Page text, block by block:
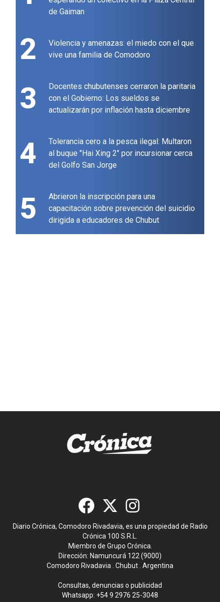
de Gaiman
2
Violencia y amenazas: el miedo con el que
vive una familia de Comodoro
3
Docentes chubutenses cerraron la paritaria
con el Gobierno: Los sueldos se
actualizarán por inflación hasta diciembre
4
Tolerancia cero a la pesca ilegal: Multaron
al buque "Hai Xing 2" por incursionar cerca
del Golfo San Jorge
5
Abrieron la inscripción para una
capacitación sobre prevención del suicidio
dirigida a educadores de Chubut
Diario Crónica, Comodoro Rivadavia, es una propiedad de Radio
Crónica 100 S.R.L.
Miembro de Grupo Crónica.
Dirección: Namuncurá 122 (9000)
Comodoro Rivadavia . Chubut . Argentina
Consultas, denuncias o publicidad
Whatsapp: +54 9 2976 25-3048